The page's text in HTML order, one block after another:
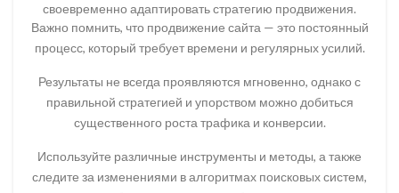
своевременно адаптировать стратегию продвижения.
Важно помнить, что продвижение сайта — это постоянный
процесс, который требует времени и регулярных усилий.
Результаты не всегда проявляются мгновенно, однако с
правильной стратегией и упорством можно добиться
существенного роста трафика и конверсии.
Используйте различные инструменты и методы, а также
следите за изменениями в алгоритмах поисковых систем,